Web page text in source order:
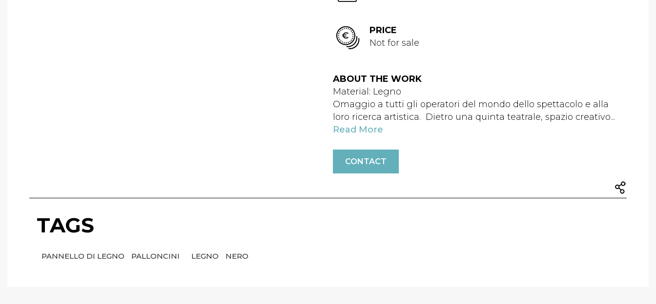
PRICE
Not for sale
ABOUT THE WORK
Material: Legno
Omaggio a tutti gli operatori del mondo dello spettacolo e alla
loro ricerca artistica. Dietro una quinta teatrale, spazio creativo...
Read More
CONTACT
TAGS
PANNELLO DI LEGNO PALLONCINI LEGNO NERO